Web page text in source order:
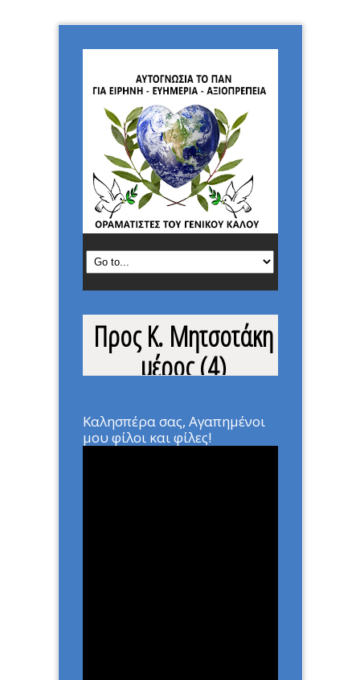
Προς Κ. Μητσοτάκη
μέρος (4)
Καλησπέρα σας, Αγαπημένοι
μου φίλοι και φίλες!